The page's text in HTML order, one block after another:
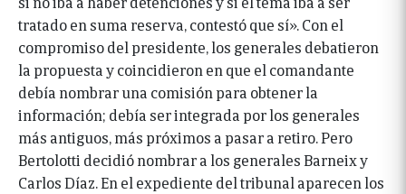
tratado en suma reserva, contestó que sí». Con el
compromiso del presidente, los generales debatieron
la propuesta y coincidieron en que el comandante
debía nombrar una comisión para obtener la
información; debía ser integrada por los generales
más antiguos, más próximos a pasar a retiro. Pero
Bertolotti decidió nombrar a los generales Barneix y
Carlos Díaz. En el expediente del tribunal aparecen los